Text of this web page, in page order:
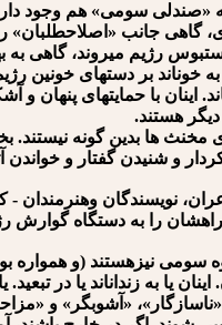
«صندلی سومی» هم وجود
گاهی جانب «اصلاح⁯طلبان» را
رژیم می⁯روند، گاهی به
خون⁯اند بر دستهای خونین
اینان با حمایت⁯های پنهان
دیگر هستند.
ها بدین گونه نیستند.
و شنیدن گفتار و خواندن
نویسندگان وهنرمندان -
را به دستگاه گوارش
(و همواره
یا به زندان⁯اند یا در
«آشوبگر» و